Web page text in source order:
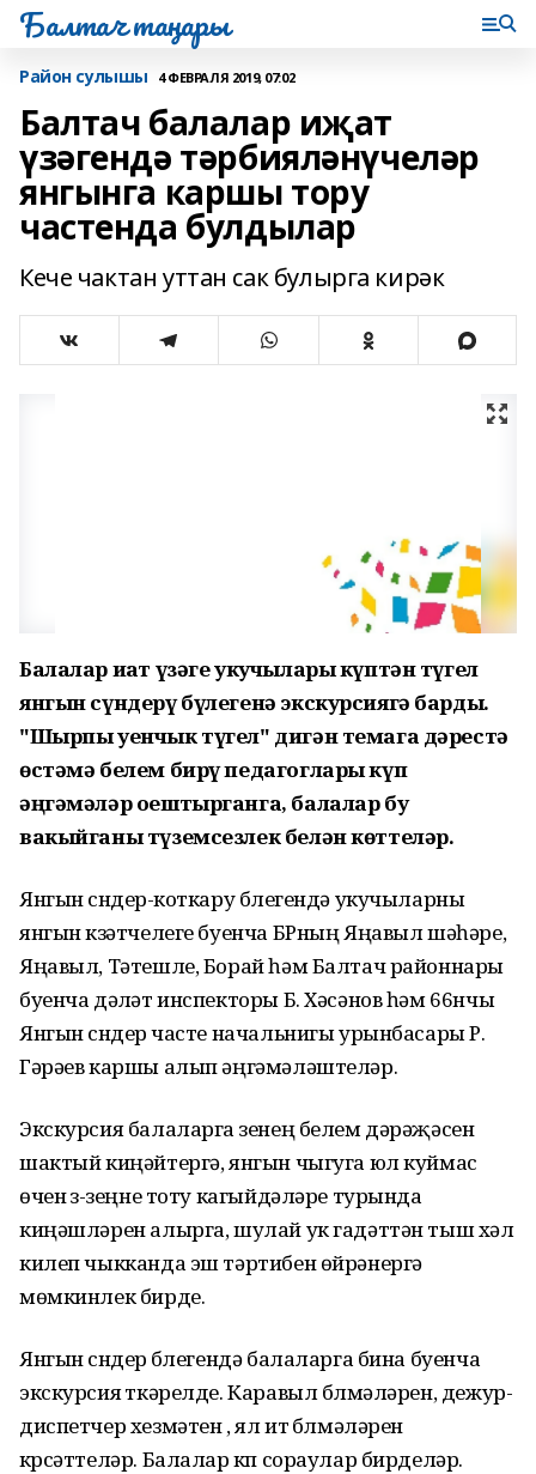
Балтач таңнары
Район сулышы 4 ФЕВРАЛЯ 2019, 07:02
Балтач балалар иҗат
үзәгендә тәрбияләнүчеләр
янгынга каршы тору
частенда булдылар
Кече чактан уттан сак булырга кирәк
Балалар иҗат үзәге укучылары күптән түгел
янгын сүндерү бүлегенә экскурсиягә барды.
"Шырпы уенчык түгел" дигән темага дәрестә
өстәмә белем бирү педагоглары күп
әңгәмәләр оештырганга, балалар бу
вакыйганы түземсезлек белән көттеләр.
Янгын сүндерү-коткару бүлегендә укучыларны
янгын күзәтчелеге буенча БРның Яңавыл шәһәре,
Яңавыл, Тәтешле, Борай һәм Балтач районнары
буенча дәүләт инспекторы Б. Хәсәнов һәм 66нчы
Янгын сүндерү часте начальнигы урынбасары Р.
Гәрәев каршы алып әңгәмәләштеләр.
Экскурсия балаларга үзенең белем дәрәҗәсен
шактый киңәйтергә, янгын чыгуга юл куймас
өчен үз-үзеңне тоту кагыйдәләре турында
киңәшләрен алырга, шулай ук гадәттән тыш хәл
килеп чыкканда эш тәртибен өйрәнергә
мөмкинлек бирде.
Янгын сүндерү бүлегендә балаларга бина буенча
экскурсия үткәрелде. Каравыл бүлмәләрен, дежур-
диспетчер хезмәтен , ял итү бүлмәләрен
күрсәттеләр. Балалар күп сораулар бирделәр.